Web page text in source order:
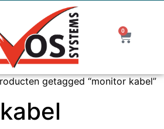
0
getagged “monitor kabel”